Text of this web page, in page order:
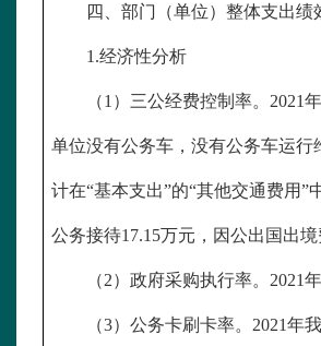
四、部门（单位）整体支出绩
1.经济性分析
（1）三公经费控制率。2021
单位没有公务车，没有公务车运
计在“基本支出”的“其他交通费用
公务接待17.15万元，因公出国出
（2）政府采购执行率。2021
（3）公务卡刷卡率。2021年